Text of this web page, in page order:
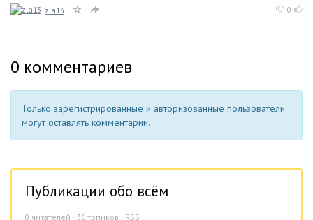
zla13 0
0 комментариев
Только зарегистрированные и авторизованные пользователи
могут оставлять комментарии.
Публикации обо всём
0 читателей · 36 топиков · RSS